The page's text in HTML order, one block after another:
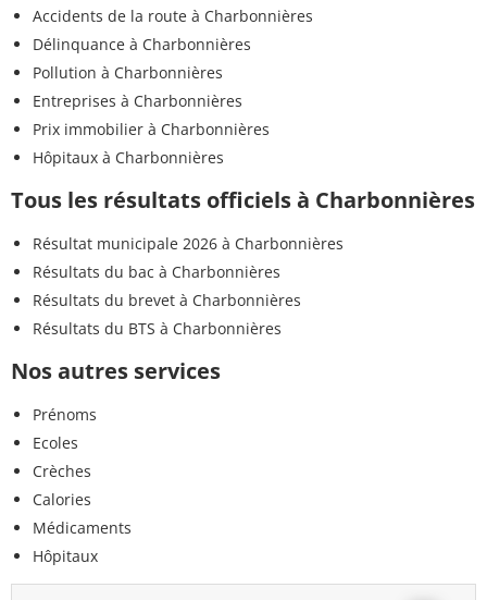
Accidents de la route à Charbonnières
Délinquance à Charbonnières
Pollution à Charbonnières
Entreprises à Charbonnières
Prix immobilier à Charbonnières
Hôpitaux à Charbonnières
Tous les résultats officiels à Charbonnières
Résultat municipale 2026 à Charbonnières
Résultats du bac à Charbonnières
Résultats du brevet à Charbonnières
Résultats du BTS à Charbonnières
Nos autres services
Prénoms
Ecoles
Crèches
Calories
Médicaments
Hôpitaux